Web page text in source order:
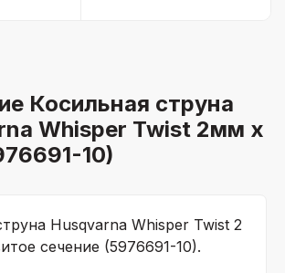
Косильная струна
Whisper Twist 2мм x
10)
Husqvarna Whisper Twist 2
сечение (5976691-10).